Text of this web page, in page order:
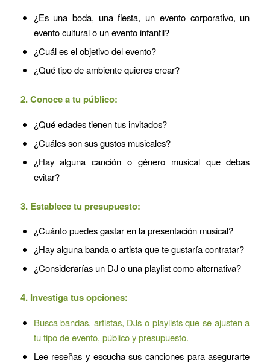
¿Es una boda, una fiesta, un evento corporativo, un
evento cultural o un evento infantil?
¿Cuál es el objetivo del evento?
¿Qué tipo de ambiente quieres crear?
2. Conoce a tu público:
¿Qué edades tienen tus invitados?
¿Cuáles son sus gustos musicales?
¿Hay alguna canción o género musical que debas
evitar?
3. Establece tu presupuesto:
¿Cuánto puedes gastar en la presentación musical?
¿Hay alguna banda o artista que te gustaría contratar?
¿Considerarías un DJ o una playlist como alternativa?
4. Investiga tus opciones:
Busca bandas, artistas, DJs o playlists que se ajusten a
tu tipo de evento, público y presupuesto.
Lee reseñas y escucha sus canciones para asegurarte